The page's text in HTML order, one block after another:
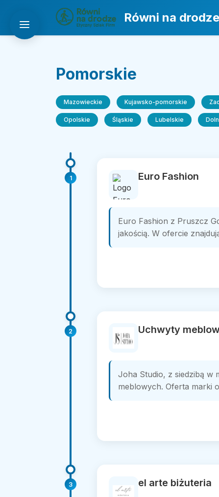
Równi na
Pomorskie
Mazowieckie Kujawsko-pomorskie
Opolskie Śląskie Lubelskie
1 Euro Fashion
Euro Fashion z Pruszcz
jakością. W ofercie
2 Uchwyty
Joha Studio, z siedzibą w
meblowych. Oferta marki
3 el arte biżuteria